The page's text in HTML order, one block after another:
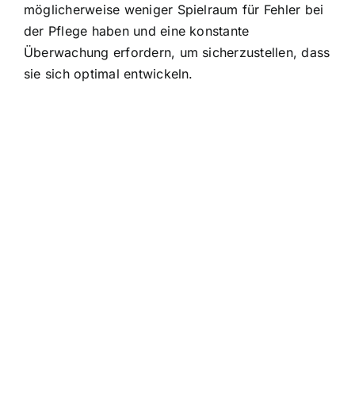
möglicherweise weniger Spielraum für Fehler bei
der Pflege haben und eine konstante
Überwachung erfordern, um sicherzustellen, dass
sie sich optimal entwickeln.